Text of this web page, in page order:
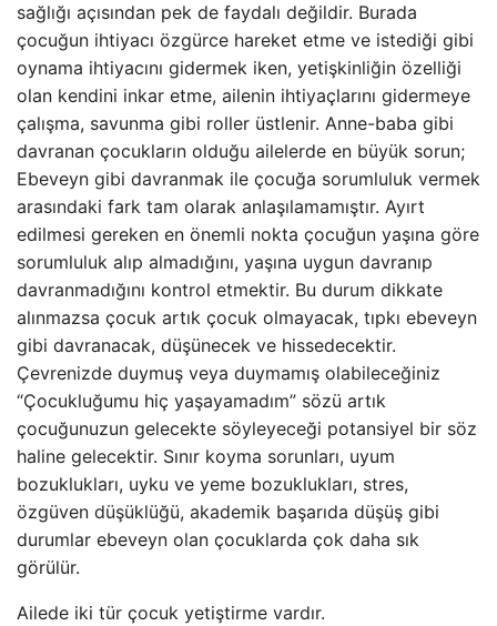
sağlığı açısından pek de faydalı değildir. Burada
çocuğun ihtiyacı özgürce hareket etme ve istediği gibi
oynama ihtiyacını gidermek iken, yetişkinliğin özelliği
olan kendini inkar etme, ailenin ihtiyaçlarını gidermeye
çalışma, savunma gibi roller üstlenir. Anne-baba gibi
davranan çocukların olduğu ailelerde en büyük sorun;
Ebeveyn gibi davranmak ile çocuğa sorumluluk vermek
arasındaki fark tam olarak anlaşılamamıştır. Ayırt
edilmesi gereken en önemli nokta çocuğun yaşına göre
sorumluluk alıp almadığını, yaşına uygun davranıp
davranmadığını kontrol etmektir. Bu durum dikkate
alınmazsa çocuk artık çocuk olmayacak, tıpkı ebeveyn
gibi davranacak, düşünecek ve hissedecektir.
Çevrenizde duymuş veya duymamış olabileceğiniz
“Çocukluğumu hiç yaşayamadım” sözü artık
çocuğunuzun gelecekte söyleyeceği potansiyel bir söz
haline gelecektir. Sınır koyma sorunları, uyum
bozuklukları, uyku ve yeme bozuklukları, stres,
özgüven düşüklüğü, akademik başarıda düşüş gibi
durumlar ebeveyn olan çocuklarda çok daha sık
görülür.
Ailede iki tür çocuk yetiştirme vardır.